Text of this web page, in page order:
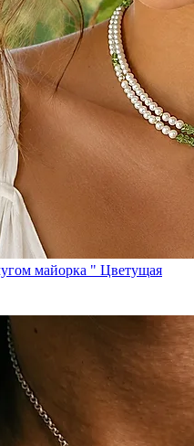
майорка " Цветущая